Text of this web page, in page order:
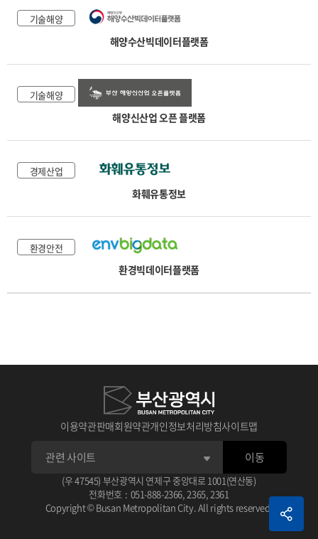
기술해양
해양수산빅데이터플랫폼
기술해양
해양신산업 오픈 플랫폼
경제산업
화훼유통정보
환경안전
환경빅데이터플랫폼
이용약관판매회원약관개인정보처리방침사이트맵
(우 47545) 부산광역시 연제구 중앙대로 1001(연산동)
전화번호 : 051-888-2366, 2365, 2361
Copyright © Busan Metropolitan City. All rights reserved.
이동